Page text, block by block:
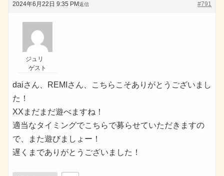
2024年6月22日 9:35 PM #791
返信
ジュリ
ゲスト
daiさん、REMIさん、こちらこそありがとうございまし
た！
XXまだまだ遊べますね！
適当なタイミングでこちらで募らせていただきますの
で、また遊びましょー！
遅くまでありがとうございました！